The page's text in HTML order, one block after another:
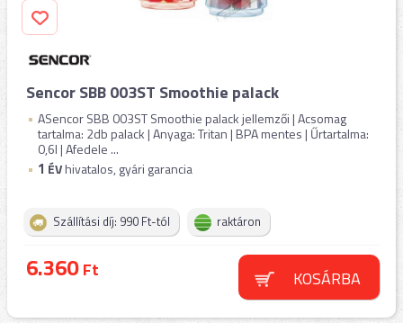
Sencor SBB 003ST Smoothie palack
ASencor SBB 003ST Smoothie palack jellemzői | Acsomag
tartalma: 2db palack | Anyaga: Tritan | BPA mentes | Űrtartalma:
0,6l | Afedele ...
1 ÉVhivatalos, gyári garancia
Szállítási díj: 990 Ft-tól raktáron
6.360Ft KOSÁRBA